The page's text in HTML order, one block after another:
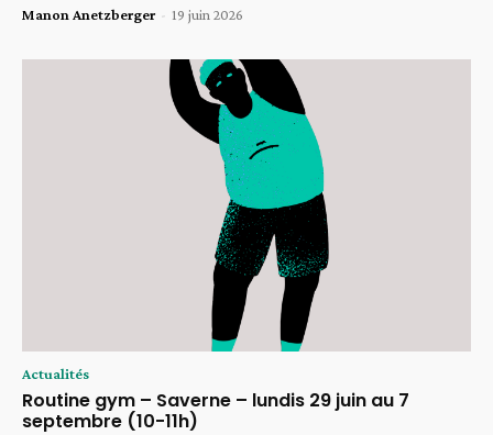
Manon Anetzberger - 19 juin 2026
Actualités
Routine gym – Saverne – lundis 29 juin au 7
septembre (10-11h)